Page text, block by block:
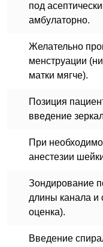
под
амбулаторно.
Желательно
менструации
матки мягче).
Позиция
введение
При
анестезии
Зондирование
длины канала и
оценка).
Введение